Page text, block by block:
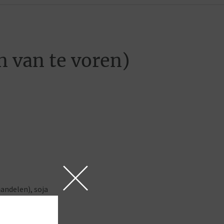
van te voren)
soja